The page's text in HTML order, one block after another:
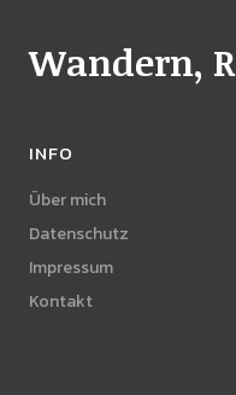
Wandern,
INFO
Über mich
Datenschutz
Impressum
Kontakt